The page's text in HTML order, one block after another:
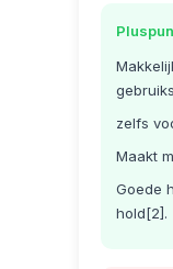
zelfs
Maakt
Goede
hold[2].